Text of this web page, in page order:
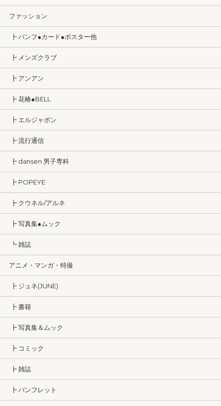
ファッション
┣ パンフ●カード●ポスター他
┣ メンズクラブ
┣ アンアン
┣ 花椿●BELL
┣ エルジャポン
┣ 流行通信
┣ dansen 男子専科
┣ POPEYE
┣ クウネル/アルネ
┣ 写真集●ムック
┗ 雑誌
アニメ・マンガ・特撮
┣ ジュネ(JUNE)
┣ 書籍
┣ 写真集＆ムック
┣ コミック
┣ 雑誌
┣ パンフレット